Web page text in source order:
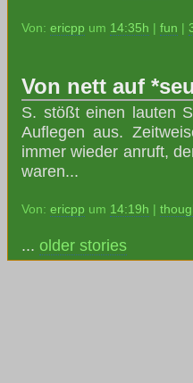
Von: ericpp um 14:35h fun
Von nett auf
S. stößt einen lauten
Auflegen aus.
immer wieder anruft,
waren...
Von: ericpp um 14:19h
... older stories